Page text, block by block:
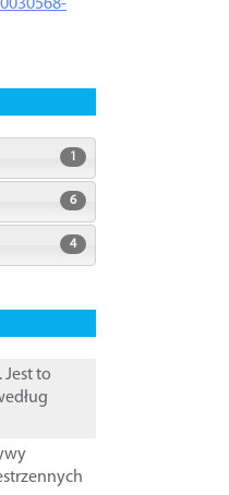
1
6
4
to